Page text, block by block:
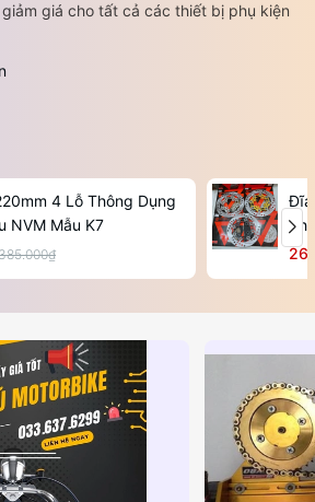
giá cho tất cả các thiết bị phụ kiện
4 Lỗ Thông Dụng
NVM Mẫu K7
Đĩa